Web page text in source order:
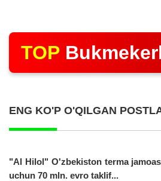
TOP
ENG KO'P O'QILGAN
"Al Hilol" O'zbekiston terma
uchun 70 mln. evro taklif...